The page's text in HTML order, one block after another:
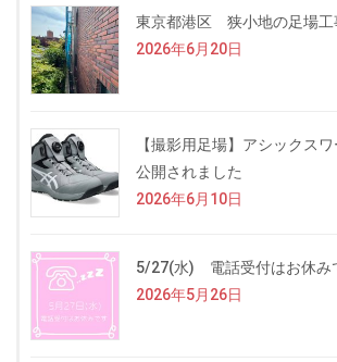
東京都港区 狭小地の足場工
2026年6月20日
【撮影用足場】アシックス
公開されました
2026年6月10日
5/27(水) 電話受付はお休み
2026年5月26日